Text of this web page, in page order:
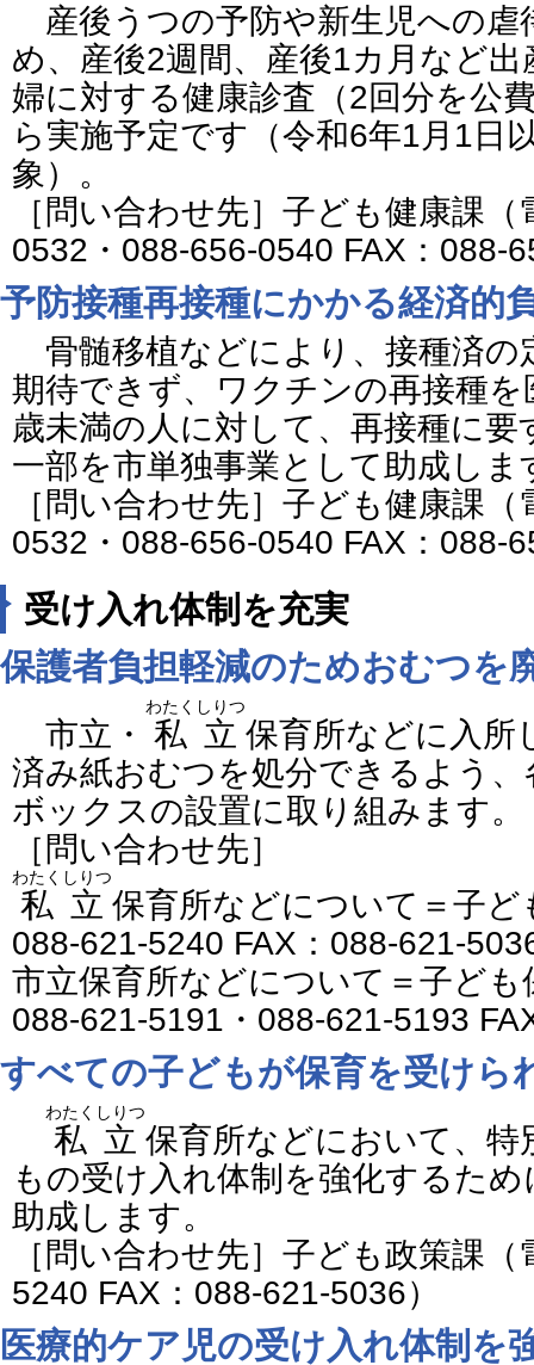
産後うつの予防や新生児への虐
め、産後2週間、産後1カ月など
婦に対する健康診査（2回分を公
ら実施予定です（令和6年1月1日
象）。
［問い合わせ先］子ども健康課
0532・088-656-0540 FAX：088-
予防接種再接種にかかる経済的
骨髄移植などにより、接種済の
期待できず、ワクチンの再接種
歳未満の人に対して、再接種に
一部を市単独事業として助成しま
［問い合わせ先］子ども健康課
0532・088-656-0540 FAX：088-
受け入れ体制を充実
保護者負担軽減のためおむつを
市立・ 私立
わたくしりつ
保育所などに入所
済み紙おむつを処分できるよう
ボックスの設置に取り組みます。
［問い合わせ先］
私立
わたくしりつ
保育所などについて＝子ど
088-621-5240 FAX：088-621-
市立保育所などについて＝子ども
088-621-5191・088-621-5193
すべての子どもが保育を受けら
私立
わたくしりつ
保育所などにおいて、特
もの受け入れ体制を強化するた
助成します。
［問い合わせ先］子ども政策課
5240 FAX：088-621-5036）
医療的ケア児の受け入れ体制を